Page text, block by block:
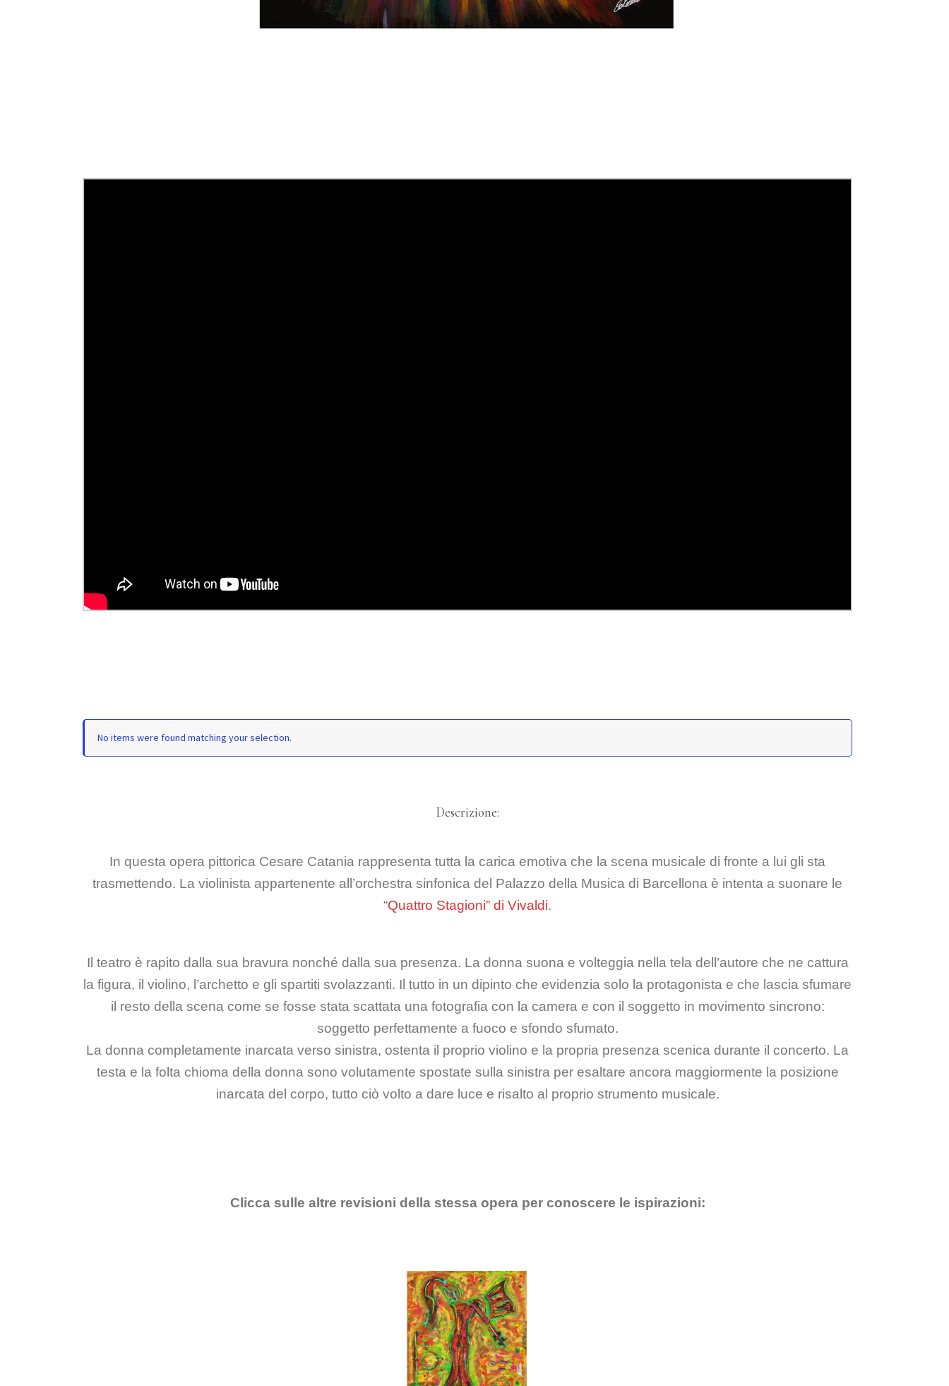
No items were found matching your selection.
Descrizione:
In questa opera pittorica Cesare Catania rappresenta tutta la carica emotiva che la scena musicale di fronte a lui gli sta
trasmettendo. La violinista appartenente all’orchestra sinfonica del Palazzo della Musica di Barcellona è intenta a suonare le
“Quattro Stagioni” di Vivaldi.
Il teatro è rapito dalla sua bravura nonché dalla sua presenza. La donna suona e volteggia nella tela dell’autore che ne cattura
la figura, il violino, l’archetto e gli spartiti svolazzanti. Il tutto in un dipinto che evidenzia solo la protagonista e che lascia sfumare
il resto della scena come se fosse stata scattata una fotografia con la camera e con il soggetto in movimento sincrono:
soggetto perfettamente a fuoco e sfondo sfumato.
La donna completamente inarcata verso sinistra, ostenta il proprio violino e la propria presenza scenica durante il concerto. La
testa e la folta chioma della donna sono volutamente spostate sulla sinistra per esaltare ancora maggiormente la posizione
inarcata del corpo, tutto ciò volto a dare luce e risalto al proprio strumento musicale.
Clicca sulle altre revisioni della stessa opera per conoscere le ispirazioni: